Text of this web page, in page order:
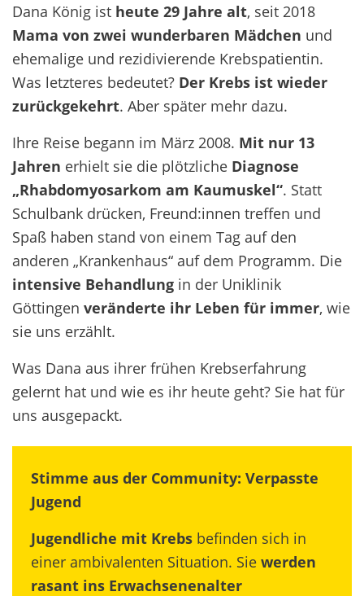
Dana König ist heute 29 Jahre alt, seit 2018
Mama von zwei wunderbaren Mädchen und
ehemalige und rezidivierende Krebspatientin.
Was letzteres bedeutet? Der Krebs ist wieder
zurückgekehrt. Aber später mehr dazu.
Ihre Reise begann im März 2008. Mit nur 13
Jahren erhielt sie die plötzliche Diagnose
„Rhabdomyosarkom am Kaumuskel“. Statt
Schulbank drücken, Freund:innen treffen und
Spaß haben stand von einem Tag auf den
anderen „Krankenhaus“ auf dem Programm. Die
intensive Behandlung in der Uniklinik
Göttingen veränderte ihr Leben für immer, wie
sie uns erzählt.
Was Dana aus ihrer frühen Krebserfahrung
gelernt hat und wie es ihr heute geht? Sie hat für
uns ausgepackt.
Stimme aus der Community: Verpasste
Jugend
Jugendliche mit Krebs befinden sich in
einer ambivalenten Situation. Sie werden
rasant ins Erwachsenenalter